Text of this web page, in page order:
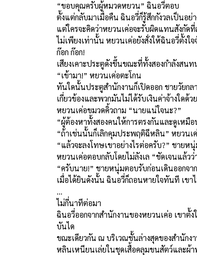
“ขอบคุณครับผู้หมวดหยวน” ฉินอวี่ตอบ
ตั้งแต่กลับมาเมื่อคืน ฉินอวี่ก็รู้สึกกังวลเป็นอ
แต่ใครจะคิดว่าหยวนเค่อจะรับผิดแทนสังกัด
ไม่เพียงเท่านั้น หยวนเค่อยังสั่งให้ฉินอวี่ตั้งใจ
ก๊อก ก๊อก!
เสียงเคาะประตูดังขึ้นขณะที่ทั้งสองกำลังสนท
“เข้ามา!” หยวนเค่อตะโกน
ทันใดนั้นประตูสำนักงานก็เปิดออก ชายวัยกล
เกี่ยวข้องและพวกมันไม่ได้รับเงินค่าจ้างใดด้ว
หยวนเค่อขมวดคิ้วถาม “นายแน่ใจนะ?”
“ผู้ต้องหาทั้งสองคนให้การตรงกันและดูเหมือ
“ถ้าเช่นนั้นก็เลิกคุมประพฤติฉีหลิน” หยวนเ
“แล้วจะลงโทษเขาอย่างไรต่อครับ?” ชายห
หยวนเค่อตอบกลับโดยไม่ลังเล “ชัดเจนแล้ว
“ครับนาย!” ชายหนุ่มตอบรับก่อนเดินออกจา
เมื่อได้ยินดังนั้น ฉินอวี่ก็ถอนหายใจทันที เขา
…
ไม่กี่นาทีต่อมา
ฉินอวี่ออกจากสำนักงานของหยวนเค่อ เขาตั้
บันได
ขณะเดียวกัน ณ บริเวณชั้นล่างสุดของสำนักง
หลินเหนียนเล่ยในชุดเสื้อคลุมขนสัตว์และผ้า